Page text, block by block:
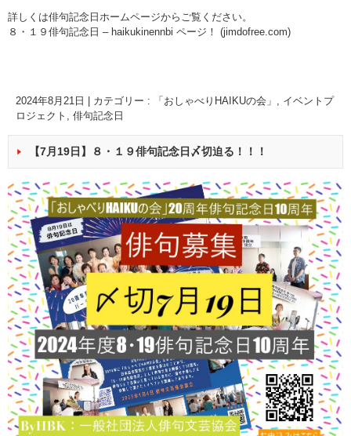
詳しくは俳句記念日ホームページからご覧ください。
８・１９俳句記念日 – haikukinennbi ページ！ (jimdofree.com)
2024年8月21日 カテゴリー : 「おしゃべりHAIKUの会」 , イベントプ
ロジェクト , 俳句記念日
【7月19日】８・１９俳句記念日〆切迫る！！！